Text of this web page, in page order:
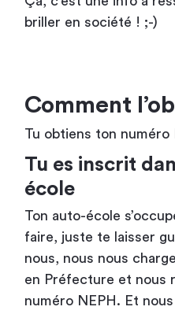
briller en société ! ;-)
Comment
Tu obtiens ton
Tu es inscrit
école
Ton auto-école
faire, juste te laisser
nous, nous nous
en Préfecture et nous
numéro NEPH. Et